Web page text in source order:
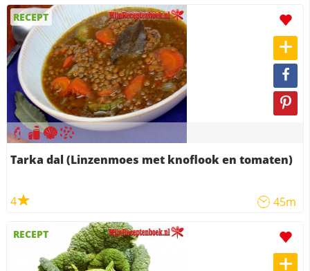
RECEPT
Tarka dal (Linzenmoes met knoflook en tomaten)
4 45m
RECEPT